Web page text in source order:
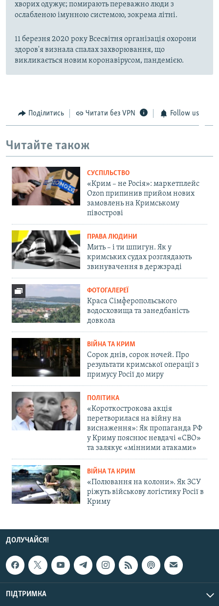
хворих одужує; помирають переважно люди з
ослабленою імунною системою, зокрема літні.
11 березня 2020 року Всесвітня організація охорони
здоров'я визнала спалах захворювання, що
викликається новим коронавірусом, пандемією.
Поділитись Читати без VPN Follow us
Читайте також
СУСПІЛЬСТВО
«Крим – не Росія»: маркетплейс
Ozon припинив прийом нових
замовлень на Кримському
півострові
ПРАВА ЛЮДИНИ
Мить – і ти шпигун. Як у
кримських судах розглядають
звинувачення в держзраді
ФОТОГАЛЕРЕЇ
Краса Сімферопольського
водосховища та занедбаність
довкола
ВІЙНА ТА КРИМ
Сорок днів, сорок ночей. Про
результати кримської операції з
примусу Росії до миру
ПОЛІТИКА
«Короткострокова акція
перетворилася на війну на
виснаження»: Як пропаганда РФ
у Криму пояснює невдачі «СВО»
та залякує «мінними атаками»
ВІЙНА ТА КРИМ
«Полювання на колони». Як ЗСУ
ріжуть військову логістику Росії в
Криму
ДОЛУЧАЙСЯ!
ПІДТРИМКА